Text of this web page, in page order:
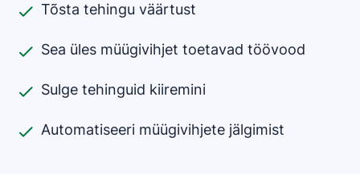
Tõsta tehingu väärtust
Sea üles müügivihjet toetavad töövood
Sulge tehinguid kiiremini
Automatiseeri müügivihjete jälgimist